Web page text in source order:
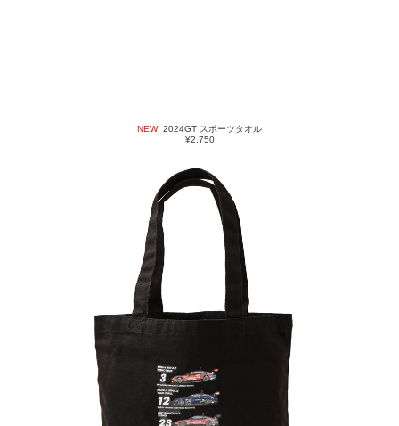
NEW! 2024GT スポーツタオル
¥2,750